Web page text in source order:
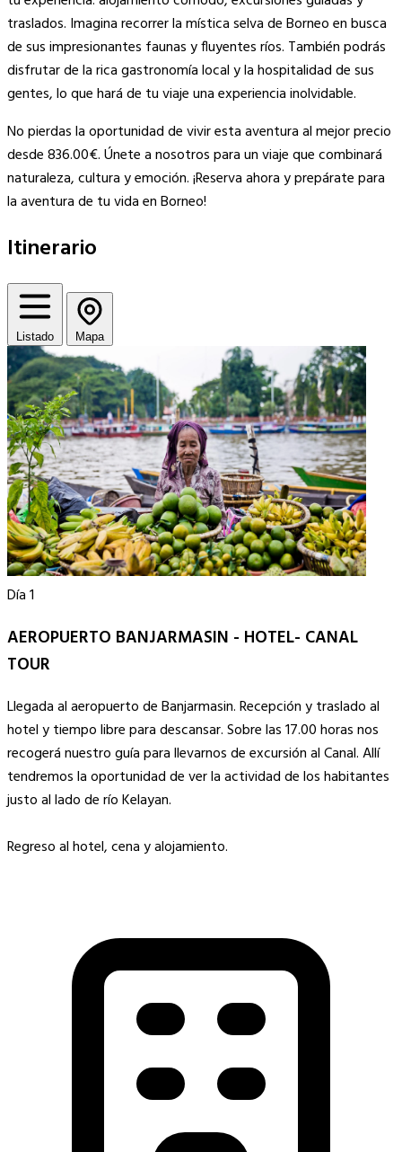
traslados. Imagina recorrer la mística selva de Borneo en busca
de sus impresionantes faunas y fluyentes ríos. También podrás
disfrutar de la rica gastronomía local y la hospitalidad de sus
gentes, lo que hará de tu viaje una experiencia inolvidable.
No pierdas la oportunidad de vivir esta aventura al mejor precio
desde 836.00€. Únete a nosotros para un viaje que combinará
naturaleza, cultura y emoción. ¡Reserva ahora y prepárate para
la aventura de tu vida en Borneo!
Itinerario
Listado Mapa
Día 1
AEROPUERTO BANJARMASIN - HOTEL- CANAL
TOUR
Llegada al aeropuerto de Banjarmasin. Recepción y traslado al
hotel y tiempo libre para descansar. Sobre las 17.00 horas nos
recogerá nuestro guía para llevarnos de excursión al Canal. Allí
tendremos la oportunidad de ver la actividad de los habitantes
justo al lado de río Kelayan.
Regreso al hotel, cena y alojamiento.